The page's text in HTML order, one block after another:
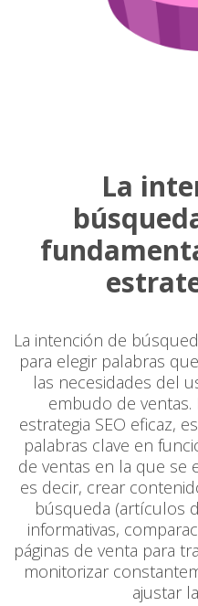
La
La intención de
para elegir palabras
las necesidades del
embudo de
estrategia SEO eficaz,
palabras clave en
de ventas en la que se
es decir, crear
búsqueda (artículos
informativas,
páginas de venta para
monitorizar
ajustar